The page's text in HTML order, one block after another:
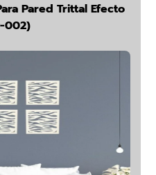
Pared Trittal Efecto
002)